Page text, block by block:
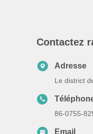
Contactez
Adresse
Le district
86-0755-
Email